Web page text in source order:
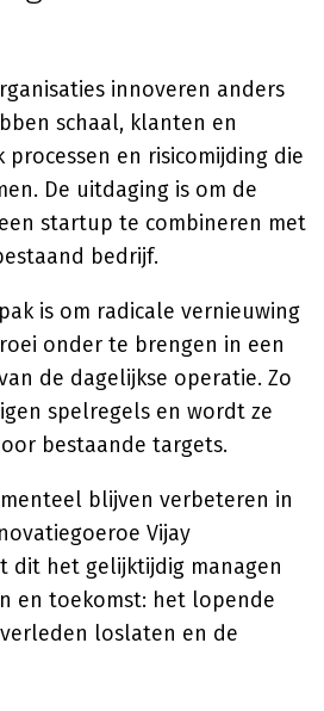
innoveren anders
schaal, klanten en
processen en risicomijding die
De uitdaging is om de
startup te combineren met
bedrijf.
is om radicale vernieuwing
onder te brengen in een
de dagelijkse operatie. Zo
spelregels en wordt ze
bestaande targets.
blijven verbeteren in
Vijay
dit het gelijktijdig managen
en toekomst: het lopende
loslaten en de